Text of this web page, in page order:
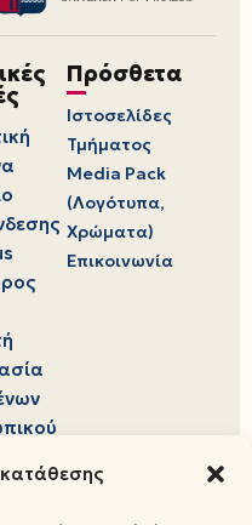
Πρόσθετα
Ιστοσελίδες
Τμήματος
Media Pack
(Λογότυπα,
Χρώματα)
Επικοινωνία